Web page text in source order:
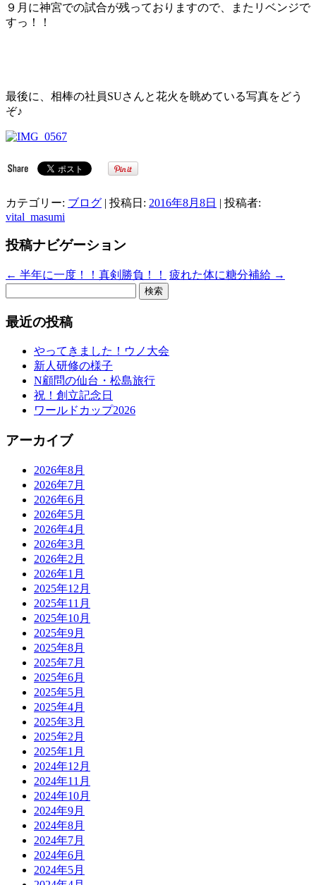
９月に神宮での試合が残っておりますので、またリベンジで
すっ！！
最後に、相棒の社員SUさんと花火を眺めている写真をどう
ぞ♪
カテゴリー: ブログ | 投稿日: 2016年8月8日 | 投稿者:
vital_masumi
投稿ナビゲーション
← 半年に一度！！真剣勝負！！ 疲れた体に糖分補給 →
最近の投稿
やってきました！ウノ大会
新人研修の様子
N顧問の仙台・松島旅行
祝！創立記念日
ワールドカップ2026
アーカイブ
2026年8月
2026年7月
2026年6月
2026年5月
2026年4月
2026年3月
2026年2月
2026年1月
2025年12月
2025年11月
2025年10月
2025年9月
2025年8月
2025年7月
2025年6月
2025年5月
2025年4月
2025年3月
2025年2月
2025年1月
2024年12月
2024年11月
2024年10月
2024年9月
2024年8月
2024年7月
2024年6月
2024年5月